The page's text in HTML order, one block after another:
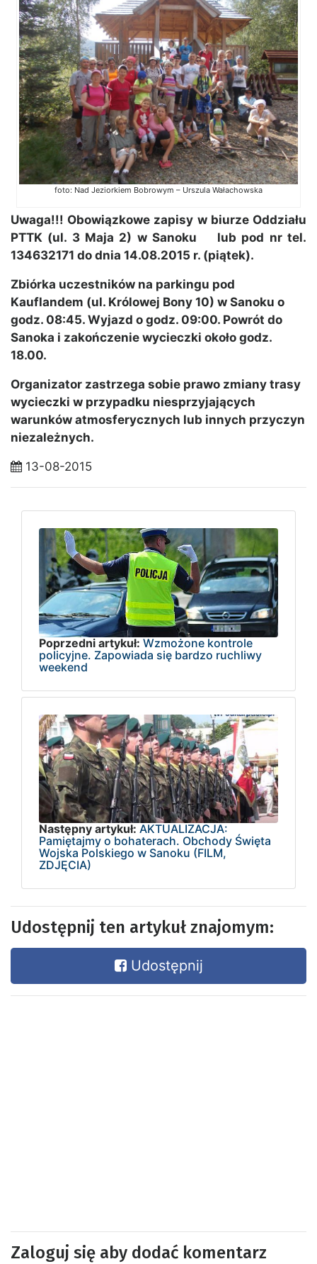
foto: Nad Jeziorkiem Bobrowym – Urszula Wałachowska
Uwaga!!! Obowiązkowe zapisy w biurze Oddziału
PTTK (ul. 3 Maja 2) w Sanoku lub pod nr tel.
134632171 do dnia 14.08.2015 r. (piątek).
Zbiórka uczestników na parkingu pod
Kauflandem (ul. Królowej Bony 10) w Sanoku o
godz. 08:45. Wyjazd o godz. 09:00. Powrót do
Sanoka i zakończenie wycieczki około godz.
18.00.
Organizator zastrzega sobie prawo zmiany trasy
wycieczki w przypadku niesprzyjających
warunków atmosferycznych lub innych przyczyn
niezależnych.
13-08-2015
Poprzedni artykuł: Wzmożone kontrole
policyjne. Zapowiada się bardzo ruchliwy
weekend
Następny artykuł: AKTUALIZACJA:
Pamiętajmy o bohaterach. Obchody Święta
Wojska Polskiego w Sanoku (FILM,
ZDJĘCIA)
Udostępnij ten artykuł znajomym:
Udostępnij
Zaloguj się aby dodać komentarz